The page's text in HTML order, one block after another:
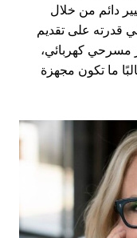
دائم من خلال
قدرته على تقديم
مسرحي كهربائي،
ما تكون مجهزة